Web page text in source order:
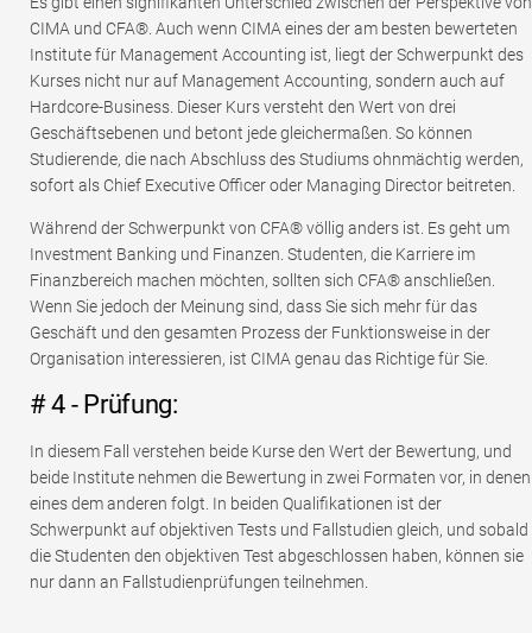
CIMA und CFA®. Auch wenn CIMA eines der am besten bewerteten
Institute für Management Accounting ist, liegt der Schwerpunkt des
Kurses nicht nur auf Management Accounting, sondern auch auf
Hardcore-Business. Dieser Kurs versteht den Wert von drei
Geschäftsebenen und betont jede gleichermaßen. So können
Studierende, die nach Abschluss des Studiums ohnmächtig werden,
sofort als Chief Executive Officer oder Managing Director beitreten.
Während der Schwerpunkt von CFA® völlig anders ist. Es geht um
Investment Banking und Finanzen. Studenten, die Karriere im
Finanzbereich machen möchten, sollten sich CFA® anschließen.
Wenn Sie jedoch der Meinung sind, dass Sie sich mehr für das
Geschäft und den gesamten Prozess der Funktionsweise in der
Organisation interessieren, ist CIMA genau das Richtige für Sie.
# 4 - Prüfung:
In diesem Fall verstehen beide Kurse den Wert der Bewertung, und
beide Institute nehmen die Bewertung in zwei Formaten vor, in denen
eines dem anderen folgt. In beiden Qualifikationen ist der
Schwerpunkt auf objektiven Tests und Fallstudien gleich, und sobald
die Studenten den objektiven Test abgeschlossen haben, können sie
nur dann an Fallstudienprüfungen teilnehmen.